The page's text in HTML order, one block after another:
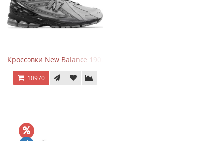
Кроссовки New Balance 1906R Brighton Grey
10970